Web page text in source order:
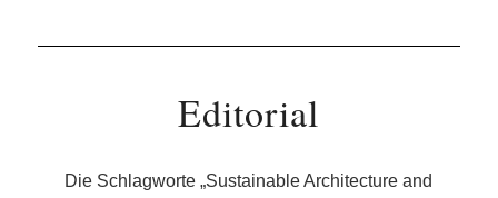
Editorial
Die Schlagworte „Sustainable Architecture and